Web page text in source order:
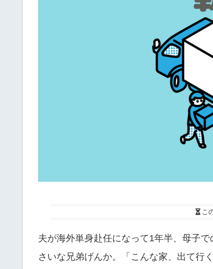
こ
夫が海外単身赴任になって1年半、母子
さいな兄弟げんか。「こんな家、出て行